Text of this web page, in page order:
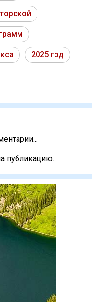
2025 год
публикацию...